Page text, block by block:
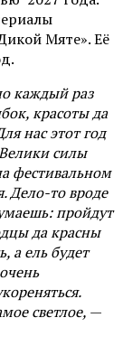
Мяте». Её
каждый раз
красоты да
нас этот год
силы
фестивальном
Дело-то вроде
пройдут
да красны
а ель будет
светлое, —